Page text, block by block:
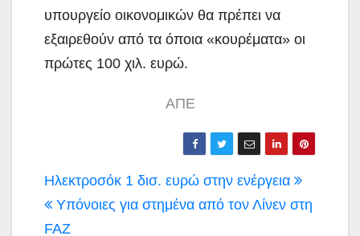
υπουργείο οικονομικών θα πρέπει να
εξαιρεθούν από τα όποια «κουρέματα» οι
πρώτες 100 χιλ. ευρώ.
ΑΠΕ
Πλοήγηση
άρθρων
Ηλεκτροσόκ 1 δισ. ευρώ στην ενέργεια
Υπόνοιες για στημένα από τον Λίνεν στη
FAZ